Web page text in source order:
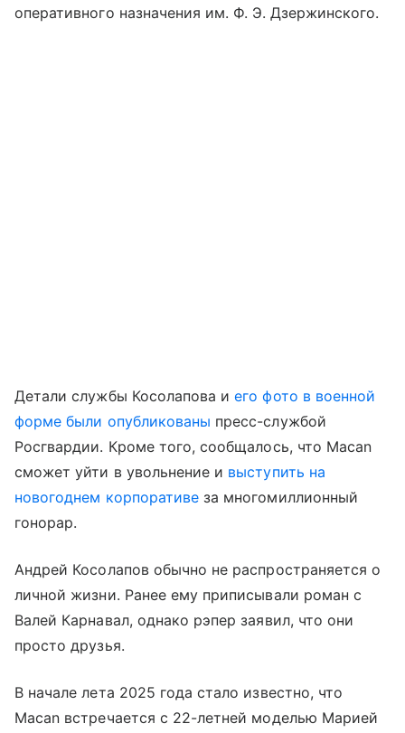
оперативного назначения им. Ф. Э. Дзержинского.
Детали службы Косолапова иего фото в военной
форме были опубликованы пресс-службой
Росгвардии. Кроме того, сообщалось, что Macan
сможет уйти в увольнение и выступить на
новогоднем корпоративе за многомиллионный
гонорар.
Андрей Косолапов обычно не распространяется о
личной жизни. Ранее ему приписывали роман с
Валей Карнавал, однако рэпер заявил, что они
просто друзья.
В начале лета 2025 года стало известно, что
Macan встречается с 22-летней моделью Марией